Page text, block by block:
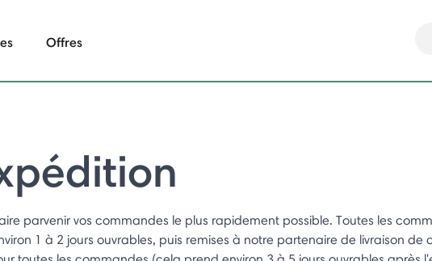
Offres
parvenir vos commandes le plus rapidement possible. Toutes les
1 à 2 jours ouvrables, puis remises à notre partenaire de livraison de